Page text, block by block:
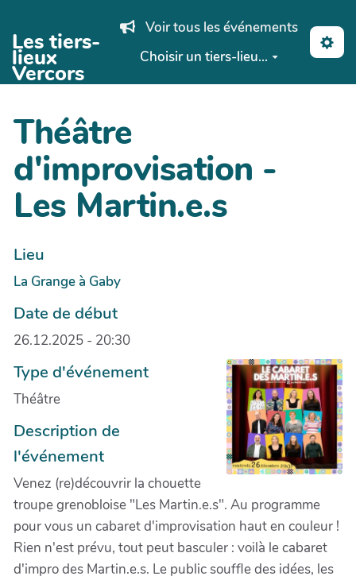
Aller au contenu principal
Les tiers-
lieux
Vercors
Voir tous les événements
Choisir un tiers-lieu...
Théâtre
d'improvisation -
Les Martin.e.s
Lieu
La Grange à Gaby
Date de début
26.12.2025 - 20:30
Type d'événement
Théâtre
Description de
l'événement
Venez (re)découvrir la chouette
troupe grenobloise "Les Martin.e.s". Au programme
pour vous un cabaret d'improvisation haut en couleur !
Rien n'est prévu, tout peut basculer : voilà le cabaret
d'impro des Martin.e.s. Le public souffle des idées, les